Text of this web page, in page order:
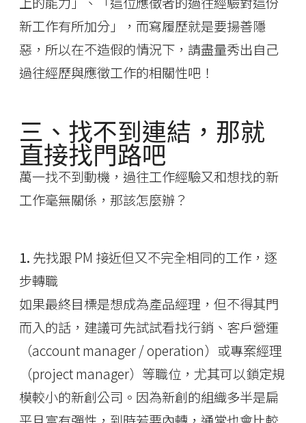
新工作有所加分」，而寫履歷就是要揚善隱
惡，所以在不造假的情況下，請盡量秀出自己
過往經歷與應徵工作的相關性吧！
三、找不到連結，那就
直接找門路吧
萬一找不到動機，過往工作經驗又和想找的新
工作毫無關係，那該怎麼辦？
1. 先找跟 PM 接近但又不完全相同的工作，逐
步轉職
如果最終目標是想成為產品經理，但不得其門
而入的話，建議可先試試看找行銷、客戶營運
（account manager / operation）或專案經理
（project manager）等職位，尤其可以鎖定規
模較小的新創公司。因為新創的組織多半是扁